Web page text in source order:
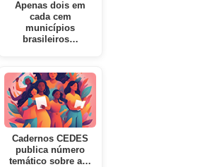
Apenas dois em
cada cem
municípios
brasileiros…
Cadernos CEDES
publica número
temático sobre a…